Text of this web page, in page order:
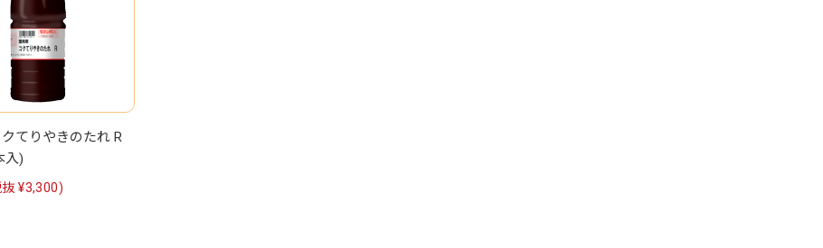
てりやきのたれ R
入)
¥3,300)